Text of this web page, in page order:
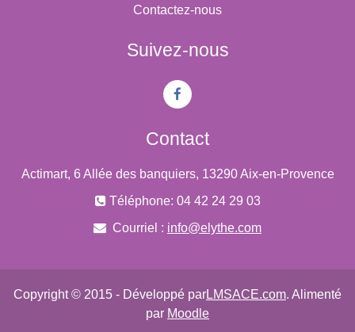
Contactez-nous
Suivez-nous
Contact
Actimart, 6 Allée des banquiers, 13290 Aix-en-Provence
Téléphone: 04 42 24 29 03
Courriel : info@elythe.com
Copyright © 2015 - Développé parLMSACE.com. Alimenté
par Moodle